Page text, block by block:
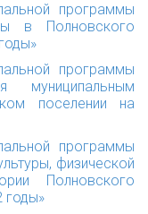
программы
в Полновского
программы
муниципальным
поселении на
программы
физической
Полновского
годы»